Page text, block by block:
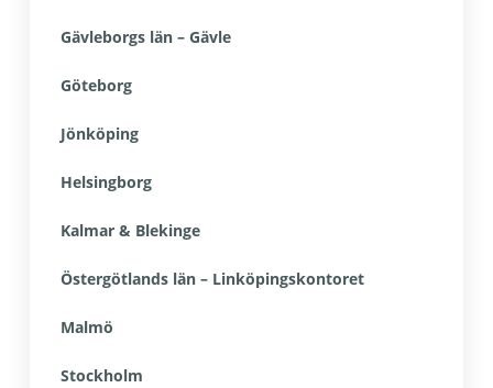
Gävleborgs län – Gävle
Göteborg
Jönköping
Helsingborg
Kalmar & Blekinge
Östergötlands län – Linköpingskontoret
Malmö
Stockholm